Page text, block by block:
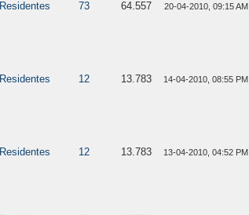
Residentes 73 64.557 20-04-2010, 09:15 AM
Residentes 12 13.783 14-04-2010, 08:55 PM
Residentes 12 13.783 13-04-2010, 04:52 PM